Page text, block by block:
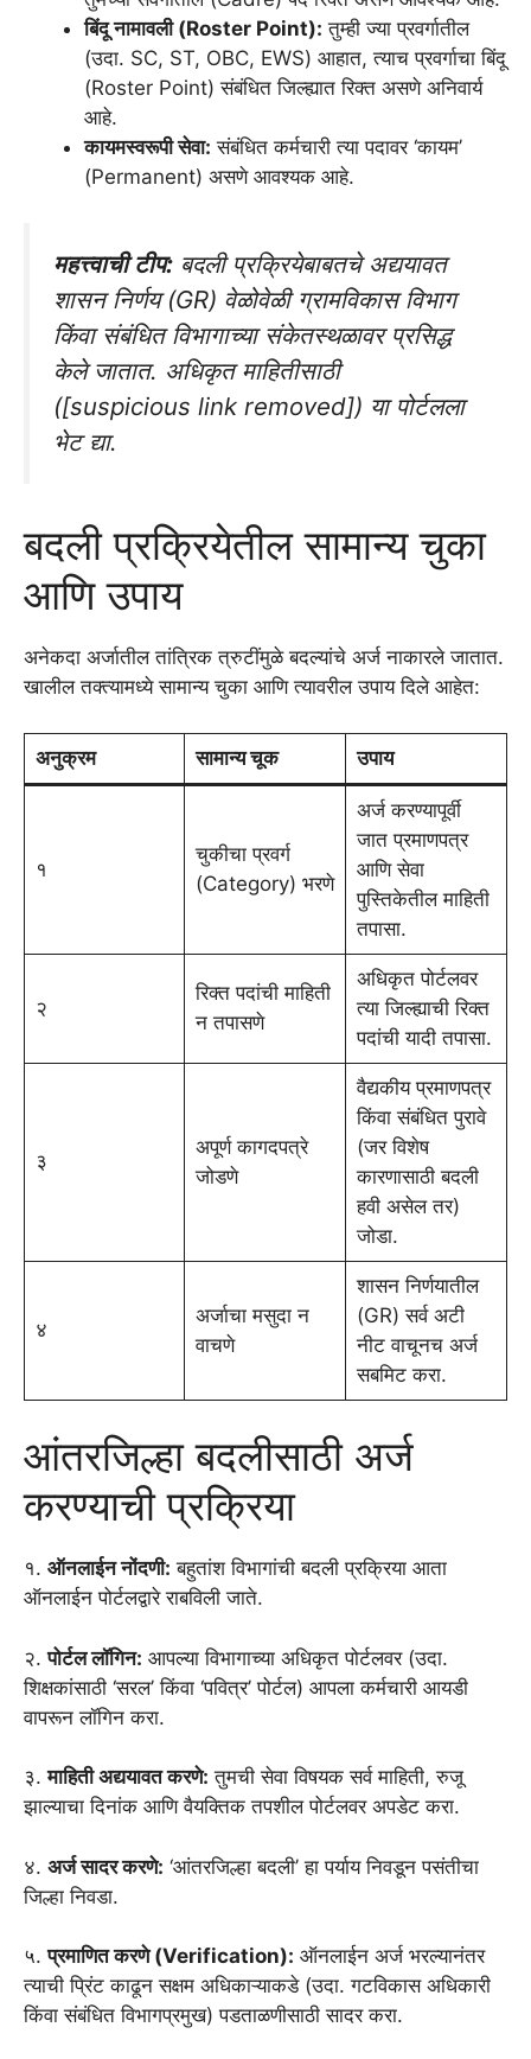
बिंदू नामावली (Roster Point): तुम्ही ज्या प्रवर्गातील
(उदा. SC, ST, OBC, EWS) आहात, त्याच प्रवर्गाचा बिंदू
(Roster Point) संबंधित जिल्ह्यात रिक्त असणे अनिवार्य
आहे.
कायमस्वरूपी सेवा: संबंधित कर्मचारी त्या पदावर ‘कायम’
(Permanent) असणे आवश्यक आहे.
महत्त्वाची टीप: बदली प्रक्रियेबाबतचे अद्ययावत
शासन निर्णय (GR) वेळोवेळी ग्रामविकास विभाग
किंवा संबंधित विभागाच्या संकेतस्थळावर प्रसिद्ध
केले जातात. अधिकृत माहितीसाठी
([suspicious link removed]) या पोर्टलला
भेट द्या.
बदली प्रक्रियेतील सामान्य चुका
आणि उपाय
अनेकदा अर्जातील तांत्रिक त्रुटींमुळे बदल्यांचे अर्ज नाकारले जातात.
खालील तक्त्यामध्ये सामान्य चुका आणि त्यावरील उपाय दिले आहेत:
अनुक्रम सामान्य चूक उपाय
१
चुकीचा प्रवर्ग
(Category) भरणे
अर्ज करण्यापूर्वी
जात प्रमाणपत्र
आणि सेवा
पुस्तिकेतील माहिती
तपासा.
२
रिक्त पदांची माहिती
न तपासणे
अधिकृत पोर्टलवर
त्या जिल्ह्याची रिक्त
पदांची यादी तपासा.
३
अपूर्ण कागदपत्रे
जोडणे
वैद्यकीय प्रमाणपत्र
किंवा संबंधित पुरावे
(जर विशेष
कारणासाठी बदली
हवी असेल तर)
जोडा.
४
अर्जाचा मसुदा न
वाचणे
शासन निर्णयातील
(GR) सर्व अटी
नीट वाचूनच अर्ज
सबमिट करा.
आंतरजिल्हा बदलीसाठी अर्ज
करण्याची प्रक्रिया
१. ऑनलाईन नोंदणी: बहुतांश विभागांची बदली प्रक्रिया आता
ऑनलाईन पोर्टलद्वारे राबविली जाते.
२.पोर्टल लॉगिन: आपल्या विभागाच्या अधिकृत पोर्टलवर (उदा.
शिक्षकांसाठी ‘सरल’ किंवा ‘पवित्र’ पोर्टल) आपला कर्मचारी आयडी
वापरून लॉगिन करा.
३.माहिती अद्ययावत करणे: तुमची सेवा विषयक सर्व माहिती, रुजू
झाल्याचा दिनांक आणि वैयक्तिक तपशील पोर्टलवर अपडेट करा.
४. अर्ज सादर करणे: ‘आंतरजिल्हा बदली’ हा पर्याय निवडून पसंतीचा
जिल्हा निवडा.
५.प्रमाणित करणे (Verification): ऑनलाईन अर्ज भरल्यानंतर
त्याची प्रिंट काढून सक्षम अधिकाऱ्याकडे (उदा. गटविकास अधिकारी
किंवा संबंधित विभागप्रमुख) पडताळणीसाठी सादर करा.